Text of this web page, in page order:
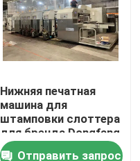
Нижняя печатная
машина для
штамповки слоттера
для бренда Dongfang
APSTARHG1628
Отправить запрос